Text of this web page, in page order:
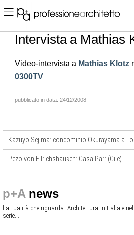
Home ▪ news ▪ it ▪ Intervista a Mathias
Intervista a Mathias
Video-intervista a Mathias Klotz
0300TV
pubblicato in data: 24/12/2008
Kazuyo Sejima: condominio Okurayama a
Pezo von Ellrichshausen: Casa Parr (Cile)
p+A news
l'attualità che riguarda l'Architettura in Italia e
serie...